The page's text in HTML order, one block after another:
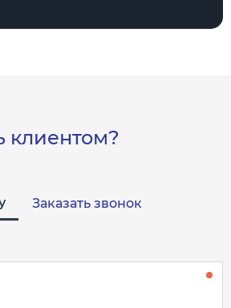
клиентом?
Заказать звонок